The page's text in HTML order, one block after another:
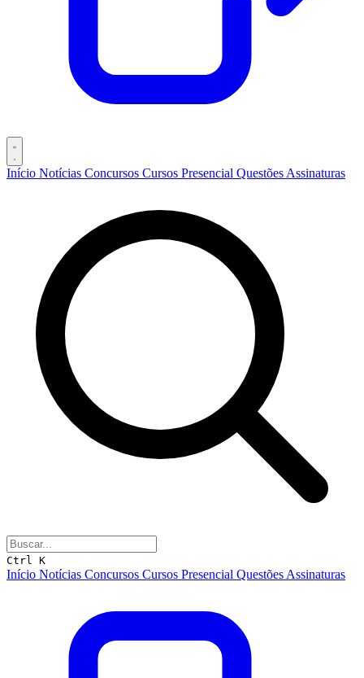
Início Notícias Concursos Cursos Presencial Questões Assinaturas
Ctrl K
Início Notícias Concursos Cursos Presencial Questões Assinaturas